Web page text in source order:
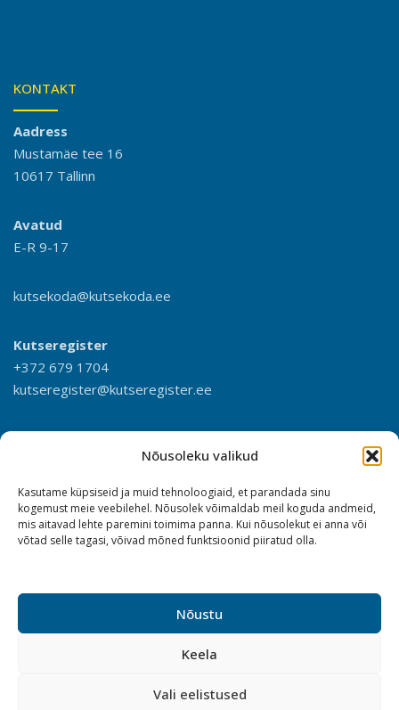
Nõusoleku valikud
Kasutame küpsiseid ja muid tehnoloogiaid, et parandada sinu
kogemust meie veebilehel. Nõusolek võimaldab meil koguda andmeid,
mis aitavad lehte paremini toimima panna. Kui nõusolekut ei anna või
võtad selle tagasi, võivad mõned funktsioonid piiratud olla.
Nõustu
Keela
Vali eelistused
KONTAKT
Aadress
Mustamäe tee 16
10617 Tallinn
Avatud
E-R 9-17
kutsekoda@kutsekoda.ee
Kutseregister
+372 679 1704
kutseregister@kutseregister.ee